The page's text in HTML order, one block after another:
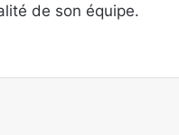
de son équipe.